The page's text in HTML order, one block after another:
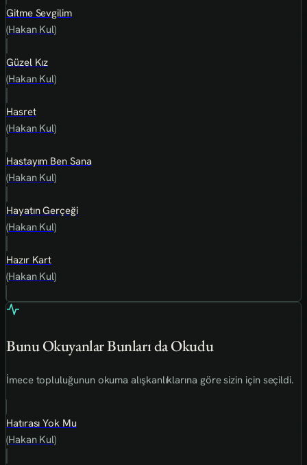
Gitme Sevgilim
(Hakan Kul)
Güzel Kız
(Hakan Kul)
Hasret
(Hakan Kul)
Hastayım Ben Sana
(Hakan Kul)
Hayatın Gerçeği
(Hakan Kul)
Hazır Kart
(Hakan Kul)
Bunu Okuyanlar Bunları da Okudu
İmece topluluğunun okuma alışkanlıklarına göre sizin için seçildi.
Hatırası Yok Mu
(Hakan Kul)